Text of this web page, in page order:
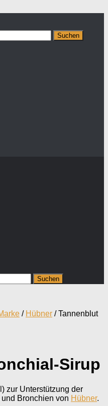
/ Hübner / Tannenblut
Sirup
zur Unterstützung der
Bronchien von Hübner.